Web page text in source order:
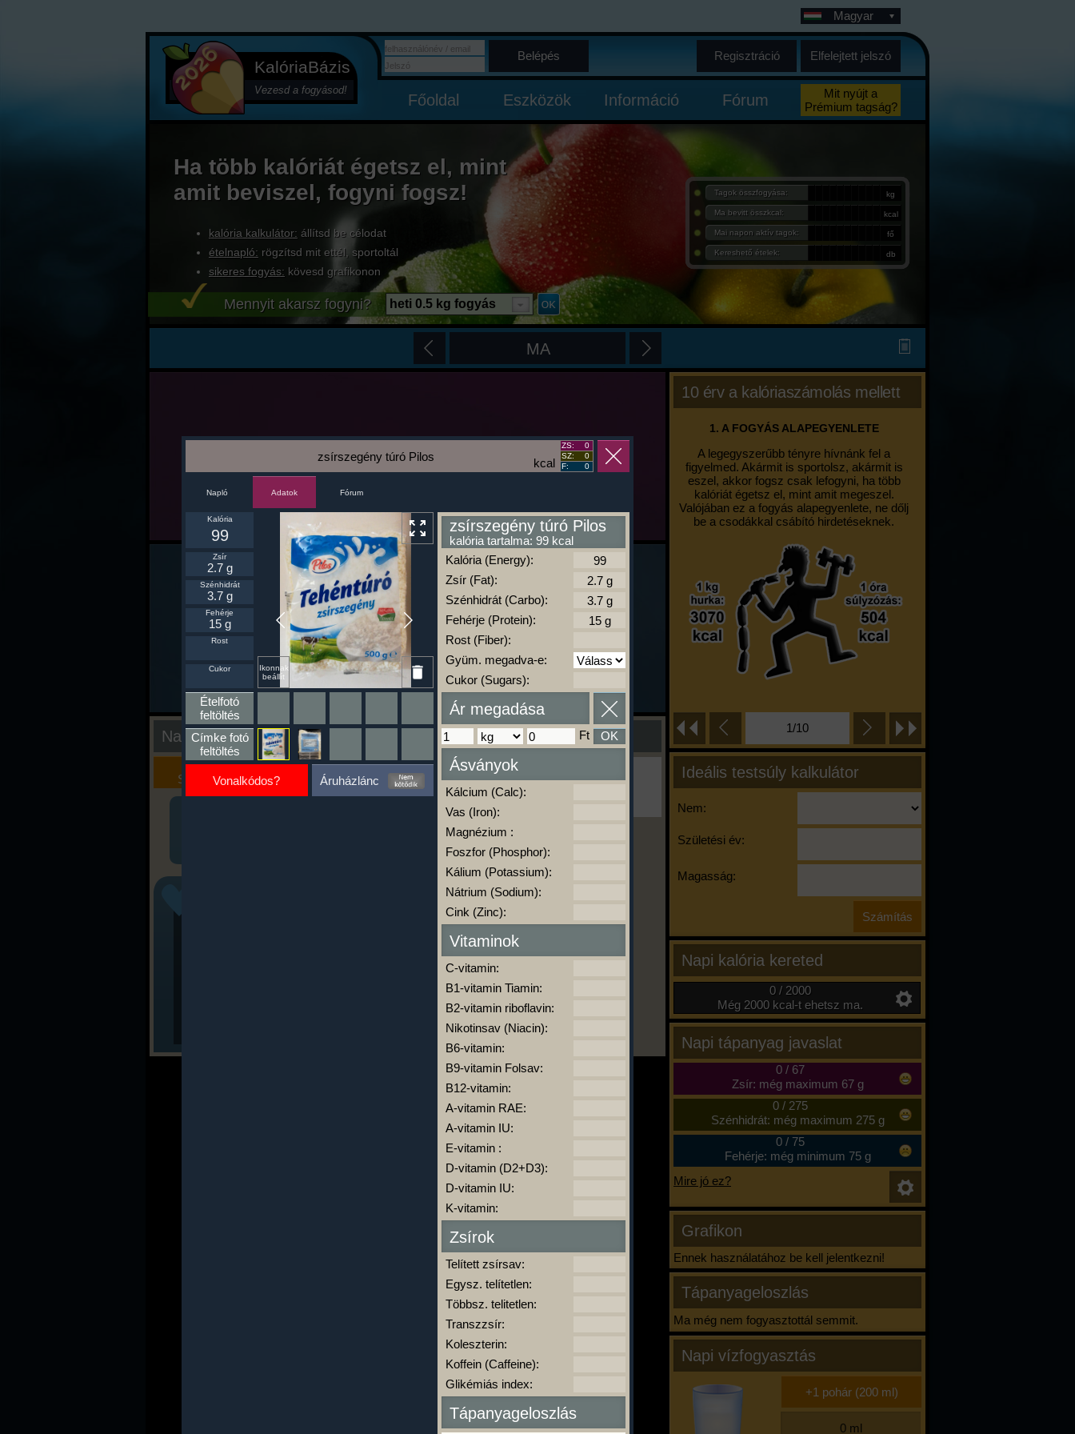
KalóriaBázis
Vezesd a fogyásod!
Magyar
Belépés Regisztráció Elfelejtett jelszó
Főoldal Eszközök Információ Fórum
Mit nyújt a
Prémium tagság?
Ha több kalóriát égetsz el, mint
amit beviszel, fogyni fogsz!
kalória kalkulátor: állítsd be célodat
ételnapló: rögzítsd mit ettél, sportoltál
sikeres fogyás: kövesd grafikonon
Tagok összfogyása: kg
Ma bevitt összkcal: kcal
Mai napon aktív tagok: fő
Kereshető ételek: db
Mennyit akarsz fogyni? heti 0.5 kg fogyás
MA
10 érv a kalóriaszámolás mellett
1. A FOGYÁS ALAPEGYENLETE
A legegyszerűbb tényre hívnánk fel a
figyelmed. Akármit is sportolsz, akármit is
eszel, akkor fogsz csak lefogyni, ha több
kalóriát égetsz el, mint amit megeszel.
Valójában ez a fogyás alapegyenlete, ne dőlj
be a csodákkal csábító hirdetéseknek.
1/10
Ideális testsúly kalkulátor
Nem:
Születési év:
Magasság:
Napi kalória kereted
0 / 2000
Még 2000 kcal-t ehetsz ma.
Napi tápanyag javaslat
0/ 67
Zsír: még maximum 67 g
0/ 275
Szénhidrát: még maximum 275 g
0/ 75
Fehérje: még minimum 75 g
Mire jó ez?
Grafikon
Ennek használatához be kell jelentkezni!
Tápanyageloszlás
Ma még nem fogyasztottál semmit.
Napi vízfogyasztás
Nap kiértékelése
Kalória
Szimulátor
Szöveges
Értékelés
Ha ma már nem eszel/sportolsz többet,
kattints a kiértékelésre!
A Kalória Szimulátor Prémium funkció.
-
kcal
zsírszegény túró Pilos
ZS:
0
SZ:
0
F:
0
Napló Adatok Fórum
Ikonnak
beállít
Kalória
99
Zsír
2.7 g
Szénhidrát
3.7 g
Fehérje
15 g
Rost
Cukor
Ételfotó
feltöltés
Címke fotó
feltöltés
Vonalkódos? Áruházlánc
zsírszegény túró Pilos
kalória tartalma: 99 kcal
Kalória (Energy):
Zsír (Fat):
Szénhidrát (Carbo):
Fehérje (Protein):
Rost (Fiber):
Gyüm. megadva-e:
Cukor (Sugars):
Ár megadása
Ft OK
Ásványok
Kálcium (Calc):
Vas (Iron):
Magnézium :
Foszfor (Phosphor):
Kálium (Potassium):
Nátrium (Sodium):
Cink (Zinc):
Vitaminok
C-vitamin:
B1-vitamin Tiamin:
B2-vitamin riboflavin:
Nikotinsav (Niacin):
B6-vitamin:
B9-vitamin Folsav:
B12-vitamin:
A-vitamin RAE:
A-vitamin IU:
E-vitamin :
D-vitamin (D2+D3):
D-vitamin IU:
K-vitamin:
Zsírok
Telített zsírsav:
Egysz. telítetlen:
Többsz. telitetlen:
Transzzsír:
Koleszterin:
Koffein (Caffeine):
Glikémiás index:
Tápanyageloszlás